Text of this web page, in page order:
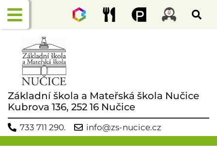
Základní škola a Mateřská škola Nučice
Kubrova 136, 252 16 Nučice
733 711 290. info@zs-nucice.cz